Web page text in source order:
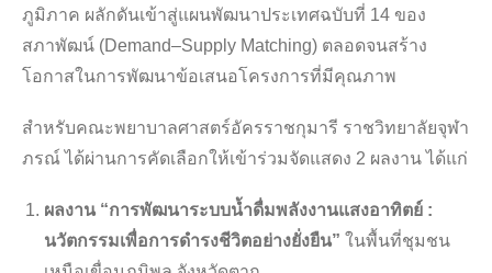
ภูมิภาค ผลักดันเข้าสู่แผนพัฒนาประเทศฉบับที่ 14 ของ
สภาพัฒน์ (Demand–Supply Matching) ตลอดจนสร้าง
โอกาสในการพัฒนาข้อเสนอโครงการที่มีคุณภาพ
สำหรับคณะพยาบาลศาสตร์อัครราชกุมารี ราชวิทยาลัยจุฬา
ภรณ์ ได้ผ่านการคัดเลือกให้เข้าร่วมจัดแสดง 2 ผลงาน ได้แก่
ผลงาน “การพัฒนาระบบน้ำดื่มพลังงานแสงอาทิตย์ :
นวัตกรรมเพื่อการดำรงชีวิตอย่างยั่งยืน” ในพื้นที่ชุมชน